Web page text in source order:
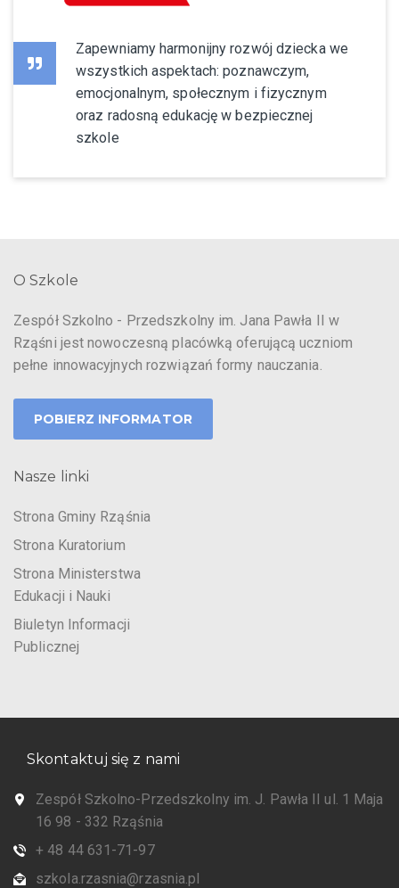
Zapewniamy harmonijny rozwój dziecka we
wszystkich aspektach: poznawczym,
emocjonalnym, społecznym i fizycznym
oraz radosną edukację w bezpiecznej
szkole
O Szkole
Zespół Szkolno - Przedszkolny im. Jana Pawła II w
Rząśni jest nowoczesną placówką oferującą uczniom
pełne innowacyjnych rozwiązań formy nauczania.
POBIERZ INFORMATOR
Nasze linki
Strona Gminy Rząśnia
Strona Kuratorium
Strona Ministerstwa
Edukacji i Nauki
Biuletyn Informacji
Publicznej
Skontaktuj się z nami
Zespół Szkolno-Przedszkolny im. J. Pawła II ul. 1 Maja
16 98 - 332 Rząśnia
+ 48 44 631-71-97
szkola.rzasnia@rzasnia.pl